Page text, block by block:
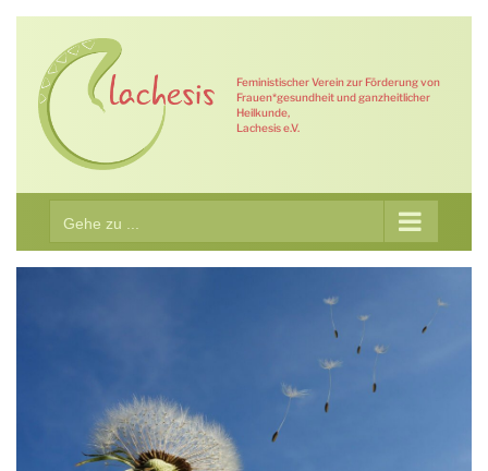
Zum
springen
Feministischer Verein zur Förderung von
Frauen*gesundheit und ganzheitlicher
Heilkunde,
Lachesis e.V.
Gehe zu ...